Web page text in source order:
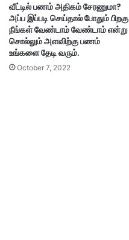
வீட்டில் பணம் அதிகம் சேரணுமா?
அப்ப இப்படி செய்தால் போதும் பிறகு
நீங்கள் வேண்டாம் வேண்டாம் என்று
சொல்லும் அளவிற்கு பணம்
உங்களை தேடி வரும்.
October 7, 2022